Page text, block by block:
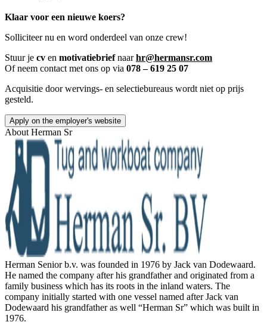
Klaar voor een nieuwe koers?
Solliciteer nu en word onderdeel van onze crew!
Stuur je cv en motivatiebriefnaarhr@hermansr.com
Of neem contact met ons op via 078 – 619 25 07
Acquisitie door wervings- en selectiebureaus wordt niet op prijs
gesteld.
Apply on the employer's website
About Herman Sr
Herman Senior b.v. was founded in 1976 by Jack van Dodewaard.
He named the company after his grandfather and originated from a
family business which has its roots in the inland waters. The
company initially started with one vessel named after Jack van
Dodewaard his grandfather as well “Herman Sr” which was built in
1976.